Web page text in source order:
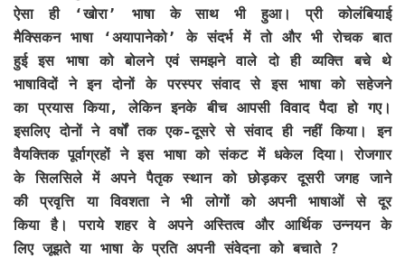
ऐसा ही ‘खोरा’ भाषा के साथ भी हुआ। प्री कोलंबियाई
मैक्सिकन भाषा ‘अयापानेको’ के संदर्भ में तो और भी रोचक बात
हुई इस भाषा को बोलने एवं समझने वाले दो ही व्यक्ति बचे थे
भाषाविदों ने इन दोनों के परस्पर संवाद से इस भाषा को सहेजने
का प्रयास किया, लेकिन इनके बीच आपसी विवाद पैदा हो गए।
इसलिए दोनों ने वर्षों तक एक-दूसरे से संवाद ही नहीं किया। इन
वैयक्तिक पूर्वाग्रहों ने इस भाषा को संकट में धकेल दिया। रोजगार
के सिलसिले में अपने पैतृक स्थान को छोड़कर दूसरी जगह जाने
की प्रवृत्ति या विवशता ने भी लोगों को अपनी भाषाओं से दूर
किया है। पराये शहर वे अपने अस्तित्व और आर्थिक उन्नयन के
लिए जूझते या भाषा के प्रति अपनी संवेदना को बचाते ?